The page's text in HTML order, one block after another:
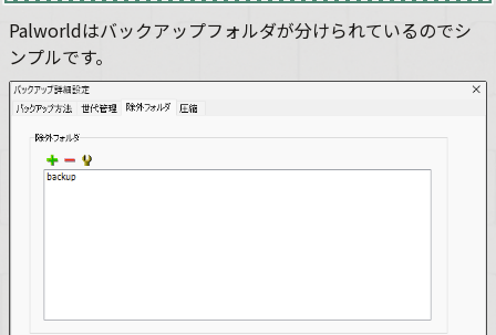
Palworldはバックアップフォルダが分けられているのでシ
ンプルです。